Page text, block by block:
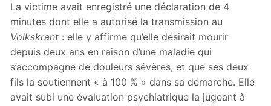
La victime avait enregistré une déclaration de 4
minutes dont elle a autorisé la transmission au
Volkskrant : elle y affirme qu’elle désirait mourir
depuis deux ans en raison d’une maladie qui
s’accompagne de douleurs sévères, et que ses deux
fils la soutiennent « à 100 % » dans sa démarche. Elle
avait subi une évaluation psychiatrique la jugeant à